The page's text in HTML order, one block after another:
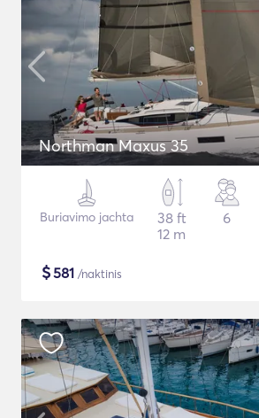
Northman Maxus 35
Buriavimo jachta
38 ft
12 m
6
$581 /naktinis